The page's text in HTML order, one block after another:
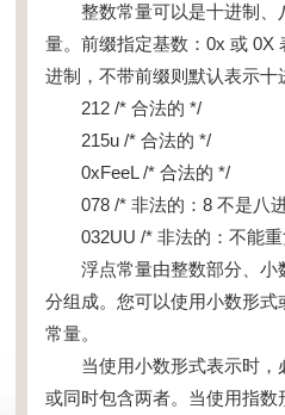
整数常量可以是十进制、
量。前缀指定基数：0x 或 0X
进制，不带前缀则默认表示十
212 /* 合法的 */
215u /* 合法的 */
0xFeeL /* 合法的 */
078 /* 非法的：8 不是八
032UU /* 非法的：不能重
浮点常量由整数部分、小
分组成。您可以使用小数形
常量。
当使用小数形式表示时，
或同时包含两者。当使用指